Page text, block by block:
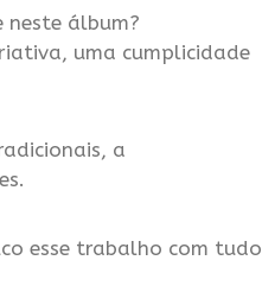
neste álbum?
uma cumplicidade
a
esse trabalho com tudo